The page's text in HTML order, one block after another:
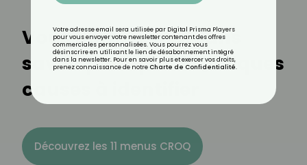
Vous dormez mal sans
savoir pourquoi ? Quelques
causes à identifier
Découvrez les 11 menus CROQ
Votre adresse email sera utilisée par Digital Prisma Players
pour vous envoyer votre newsletter contenant des offres
commerciales personnalisées. Vous pourrez vous
désinscrire en utilisant le lien de désabonnement intégré
dans la newsletter. Pour en savoir plus et exercer vos droits,
prenez connaissance de notre Charte de Confidentialité.